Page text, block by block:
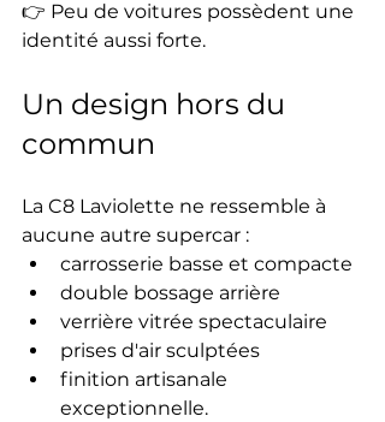
👉 Peu de voitures possèdent une
identité aussi forte.
Un design hors du
commun
La C8 Laviolette ne ressemble à
aucune autre supercar :
carrosserie basse et compacte
double bossage arrière
verrière vitrée spectaculaire
prises d'air sculptées
finition artisanale
exceptionnelle.